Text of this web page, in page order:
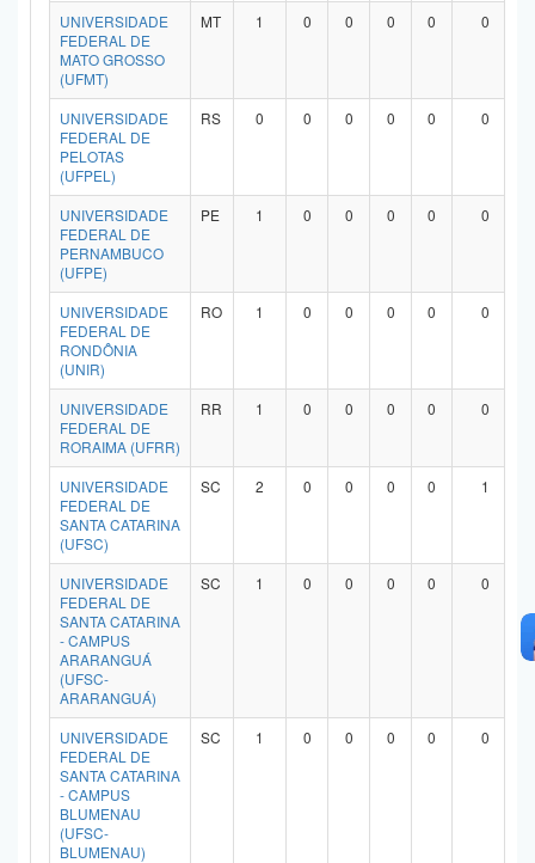
UNIVERSIDADE
FEDERAL DE
MATO GROSSO
(UFMT)
MT 1 0 0 0 0 0
UNIVERSIDADE
FEDERAL DE
PELOTAS
(UFPEL)
RS 0 0 0 0 0 0
UNIVERSIDADE
FEDERAL DE
PERNAMBUCO
(UFPE)
PE 1 0 0 0 0 0
UNIVERSIDADE
FEDERAL DE
RONDÔNIA
(UNIR)
RO 1 0 0 0 0 0
UNIVERSIDADE
FEDERAL DE
RORAIMA (UFRR)
RR 1 0 0 0 0 0
UNIVERSIDADE
FEDERAL DE
SANTA CATARINA
(UFSC)
SC 2 0 0 0 0 1
UNIVERSIDADE
FEDERAL DE
SANTA CATARINA
- CAMPUS
ARARANGUÁ
(UFSC-
ARARANGUÁ)
SC 1 0 0 0 0 0
UNIVERSIDADE
FEDERAL DE
SANTA CATARINA
- CAMPUS
BLUMENAU
(UFSC-
BLUMENAU)
SC 1 0 0 0 0 0